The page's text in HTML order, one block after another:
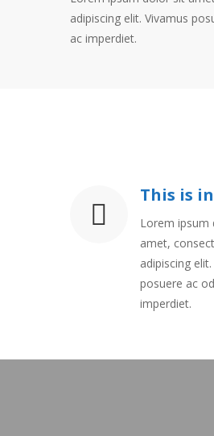
adipiscing elit. Vivamus
ac imperdiet.
This is
Lorem ipsum
amet,
adipiscing
posuere ac
imperdiet.